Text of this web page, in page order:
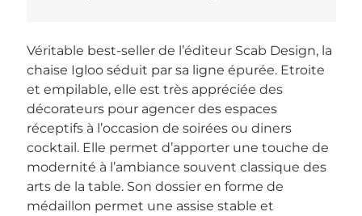
Véritable best-seller de l’éditeur Scab Design, la
chaise Igloo séduit par sa ligne épurée. Etroite
et empilable, elle est très appréciée des
décorateurs pour agencer des espaces
réceptifs à l’occasion de soirées ou diners
cocktail. Elle permet d’apporter une touche de
modernité à l’ambiance souvent classique des
arts de la table. Son dossier en forme de
médaillon permet une assise stable et